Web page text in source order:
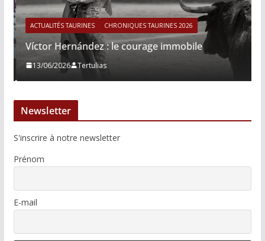
ACTUALITÉS TAURINES CHRONIQUES TAURINES 2026
Víctor Hernández : le courage immobile
13/06/2026 Tertulias
Newsletter
S'inscrire à notre newsletter
Prénom
E-mail